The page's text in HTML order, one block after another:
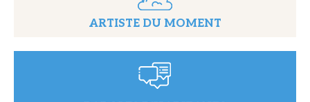
ARTISTE DU MOMENT